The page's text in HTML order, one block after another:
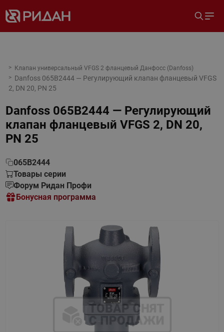
Клапан универсальный VFGS 2 фланцевый Данфосс (Danfoss)
Danfoss 065B2444 — Регулирующий клапан фланцевый VFGS
2, DN 20, PN 25
Danfoss 065B2444 — Регулирующий
клапан фланцевый VFGS 2, DN 20,
PN 25
065B2444
Товары серии
Форум Ридан Профи
Бонусная программа